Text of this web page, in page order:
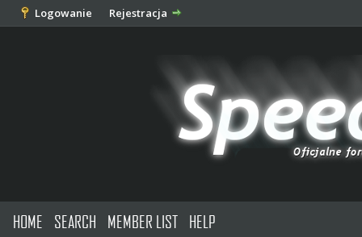
Logowanie Rejestracja
HOME SEARCH MEMBER LIST HELP